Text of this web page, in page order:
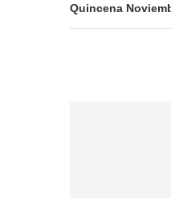
Quincena